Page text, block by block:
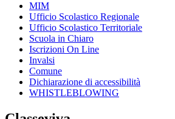
MIM
Ufficio Scolastico Regionale
Ufficio Scolastico Territoriale
Scuola in Chiaro
Iscrizioni On Line
Invalsi
Comune
Dichiarazione di accessibilità
WHISTLEBLOWING